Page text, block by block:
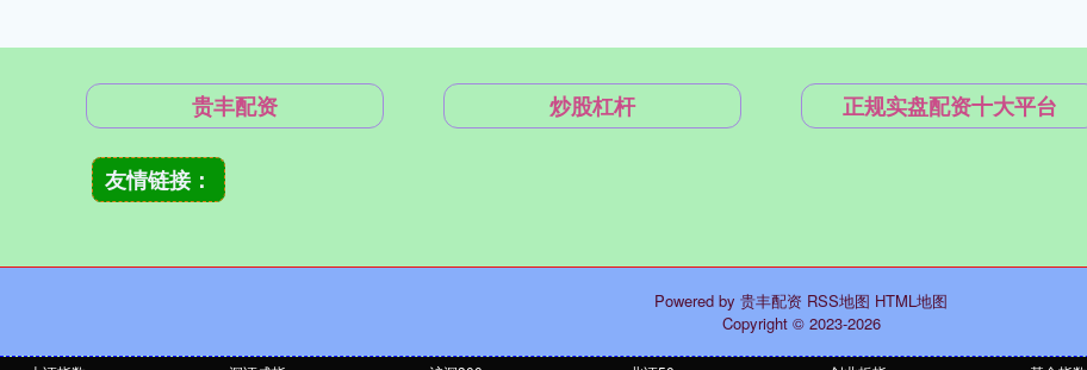
贵丰配资 炒股杠杆 正规实盘配资十大平台
友情链接：
Powered by 贵丰配资 RSS地图 HTML地图
Copyright © 2023-2026